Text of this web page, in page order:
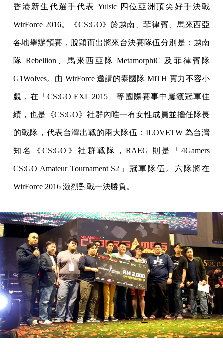
香港新生代選手代表 Yulsic 四位亞洲頂尖好手決戰
WirForce 2016。《CS:GO》於越南、菲律賓、馬來西亞
各地舉辦預賽，脫穎而出將來台決賽隊伍分別是：越南
隊 Rebellion、馬來西亞隊 MetamorphiC 及菲律賓隊
G1Wolves。由 WirForce 邀請的泰國隊 MiTH 實力不容小
覷，在「CS:GO EXL 2015」等國際賽事中屢獲冠軍佳
績，也是《CS:GO》社群內唯一有女性成員並擔任隊長
的戰隊，代表台灣出戰的兩大隊伍：ILOVETW 為台灣
知名《CS:GO》社群戰隊，RAEG 則是「4Gamers
CS:GO Amateur Tournament S2」冠軍隊伍。六隊將在
WirForce 2016 激烈對戰一決勝負。